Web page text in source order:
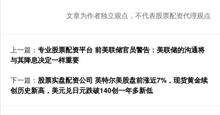
文章为作者独立观点，不代表股票配资代理观点
上一篇： 专业股票配资平台 前美联储官员警告：美联储的沟通将
与其降息决定一样重要
下一篇： 股票实盘配资公司 英特尔美股盘前涨近7%，现货黄金续
创历史新高，美元兑日元跌破140创一年多新低